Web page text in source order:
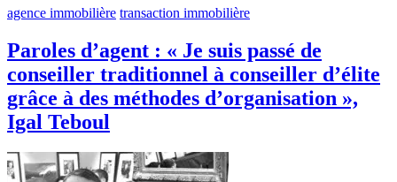
agence immobilière transaction immobilière
Paroles d’agent : « Je suis passé de
conseiller traditionnel à conseiller d’élite
grâce à des méthodes d’organisation »,
Igal Teboul